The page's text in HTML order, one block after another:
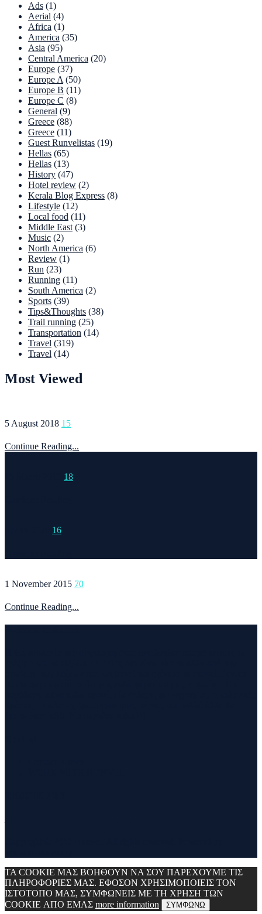
Ads (1)
Aerial (4)
Africa (1)
America (35)
Asia (95)
Central America (20)
Europe (37)
Europe A (50)
Europe B (11)
Europe C (8)
General (9)
Greece (88)
Greece (11)
Guest Runvelistas (19)
Hellas (65)
Hellas (13)
History (47)
Hotel review (2)
Kerala Blog Express (8)
Lifestyle (12)
Local food (11)
Middle East (3)
Music (2)
North America (6)
Review (1)
Run (23)
Running (11)
South America (2)
Sports (39)
Tips&Thoughts (38)
Trail running (25)
Transportation (14)
Travel (319)
Travel (14)
Most Viewed
5 August 2018 15
Continue Reading...
18
16
1 November 2015 70
Continue Reading...
ΤΑ COOKIE ΜΑΣ ΒΟΗΘΟΥΝ ΝΑ ΣΟΥ ΠΑΡΕΧΟΥΜΕ ΤΙΣ
ΠΛΗΡΟΦΟΡΙΕΣ ΜΑΣ. ΕΦΟΣΟΝ ΧΡΗΣΙΜΟΠΟΙΕΙΣ ΤΟΝ
ΙΣΤΟΤΟΠΟ ΜΑΣ, ΣΥΜΦΩΝΕΙΣ ΜΕ ΤΗ ΧΡΗΣΗ ΤΩΝ
COOKIE ΑΠΟ ΕΜΑΣ more information ΣΥΜΦΩΝΩ